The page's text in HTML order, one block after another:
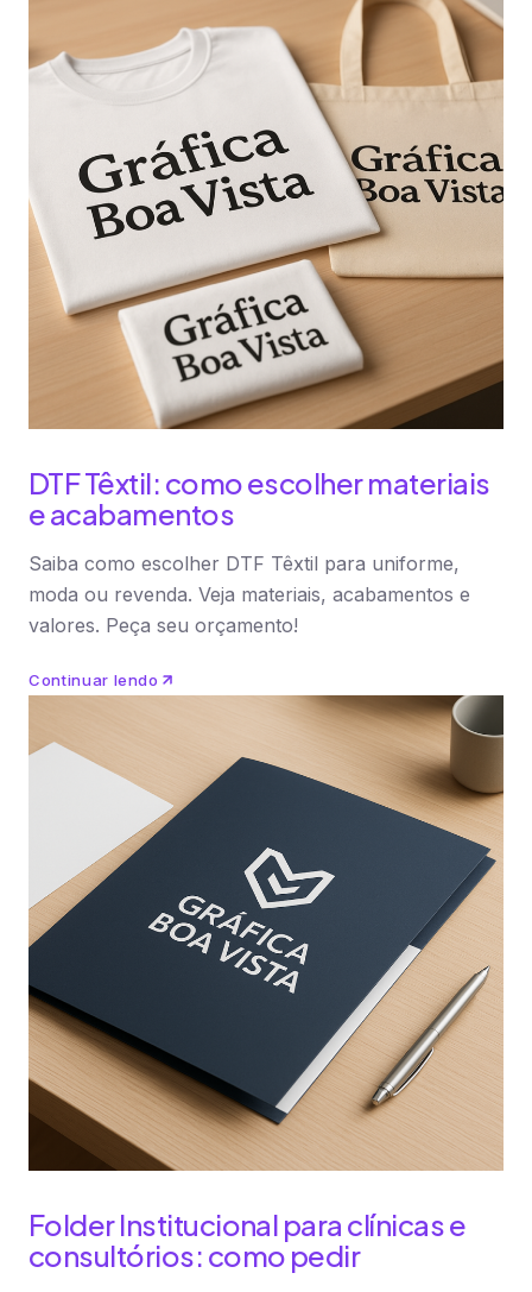
DTF Têxtil: como escolher materiais
e acabamentos
Saiba como escolher DTF Têxtil para uniforme,
moda ou revenda. Veja materiais, acabamentos e
valores. Peça seu orçamento!
Continuar lendo
Folder Institucional para clínicas e
consultórios: como pedir